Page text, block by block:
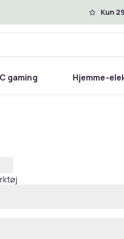
Kun
gaming Hjemme-